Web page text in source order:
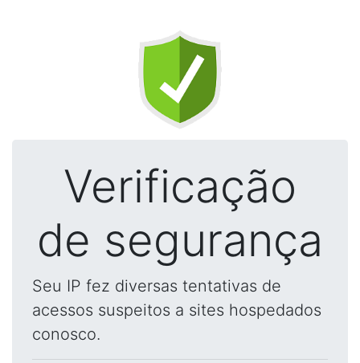
Verificação
de segurança
Seu IP fez diversas tentativas de
acessos suspeitos a sites hospedados
conosco.